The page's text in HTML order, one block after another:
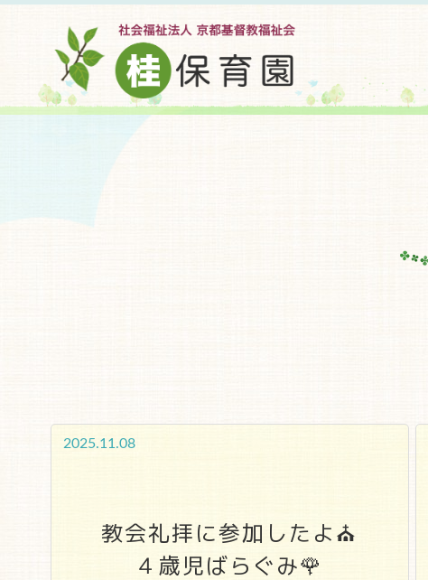
2025.11.08
教会礼拝に参加したよ⛪
４歳児ばらぐみ🌹